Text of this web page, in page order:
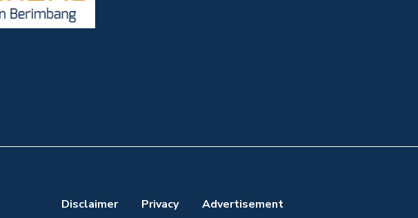
Disclaimer Privacy Advertisement